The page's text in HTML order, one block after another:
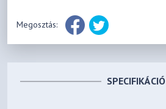
Megosztás:
SPECIFIKÁCIÓ